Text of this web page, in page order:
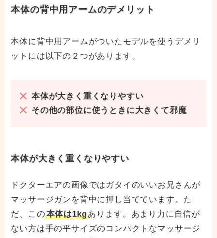
本体の背中用アームのデメリット
本体に背中用アームがついたモデルを使うデメリ
ットには以下の２つがあります。
本体が大きく重くなりやすい
その他の部位に使うときに大きくて邪魔
本体が大きく重くなりやすい
ドクターエアの画像ではガタイのいいお兄さんが
マッサージガンを背中に押し当てています。た
だ、この本体は1kgあります。あまり力に自信が
ない方は手の平サイズのコンパクトなマッサージ